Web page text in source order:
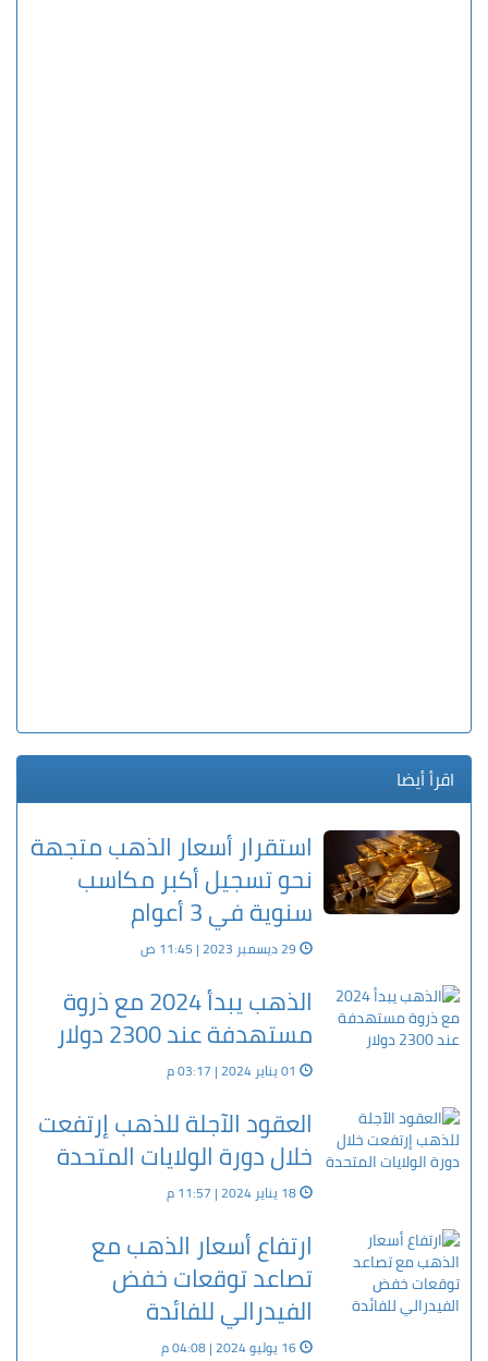
اقرأ أيضا
استقرار أسعار الذهب متجهة
نحو تسجيل أكبر مكاسب
سنوية في 3 أعوام
الذهب يبدأ 2024 مع ذروة
مستهدفة عند 2300 دولار
العقود الآجلة للذهب إرتفعت
خلال دورة الولايات المتحدة
18 يناير 2024 | 11:57 م
ارتفاع أسعار الذهب مع
تصاعد توقعات خفض
الفيدرالي للفائدة
16 يوليو 2024 | 04:08 م